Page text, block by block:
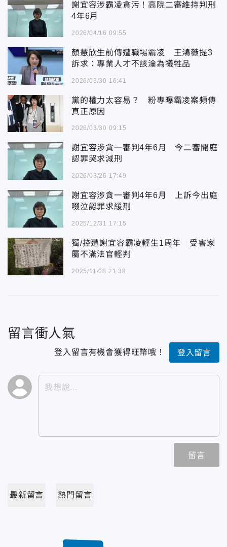
謝宜容涉霸凌貪污！高院二審維持判刑
4年6月
2026/04/16 09:55
顏慧欣生前傳遭職場霸凌 王鴻薇提3
訴求：專業人才不該淪為犧牲品
2026/03/30 16:41
黨的權力太容易？ 粉專曝霸凌案頻傳
真正原因
2026/03/30 09:15
謝宜容涉貪一審判4年6月 今二審開庭
認罪哭求減刑
2026/03/26 17:49
謝宜容涉貪一審判4年6月 上訴今出庭
啜泣認罪求緩刑
2025/12/31 17:15
獨/控遭謝宜容霸凌輕生1周年 受害家
屬不滿法官輕判
2025/11/08 21:38
留言衝人氣
登入留言有機會獲得旺幣哦！ 登入留言
留言
最新留言 熱門留言